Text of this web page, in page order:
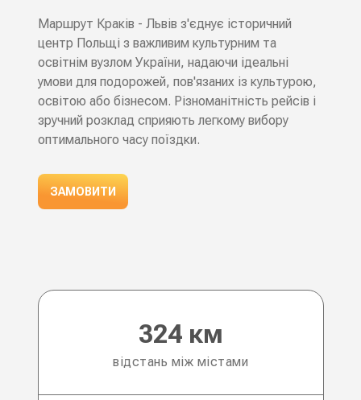
Маршрут Краків - Львів з'єднує історичний
центр Польщі з важливим культурним та
освітнім вузлом України, надаючи ідеальні
умови для подорожей, пов'язаних із культурою,
освітою або бізнесом. Різноманітність рейсів і
зручний розклад сприяють легкому вибору
оптимального часу поїздки.
ЗАМОВИТИ
відстань між містами
324 км